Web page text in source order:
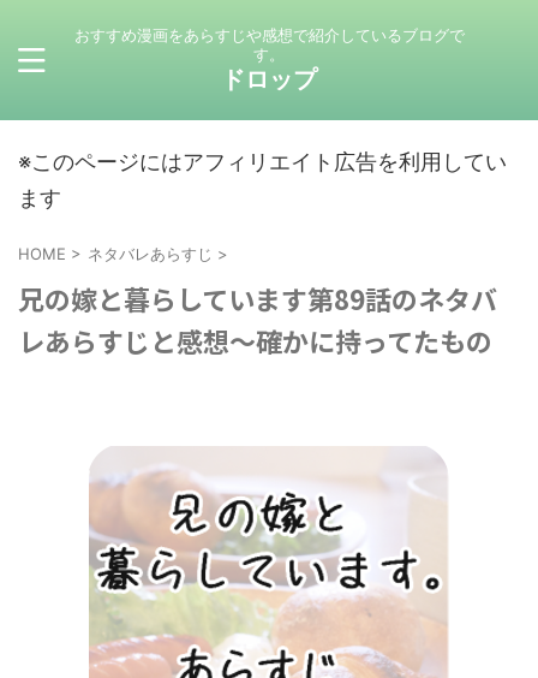
おすすめ漫画をあらすじや感想で紹介しているブログで
す。
ドロップ
※このページにはアフィリエイト広告を利用してい
ます
HOME > ネタバレあらすじ >
兄の嫁と暮らしています第89話のネタバ
レあらすじと感想～確かに持ってたもの